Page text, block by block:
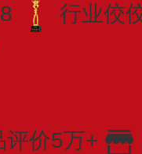
行业佼
评价5万+